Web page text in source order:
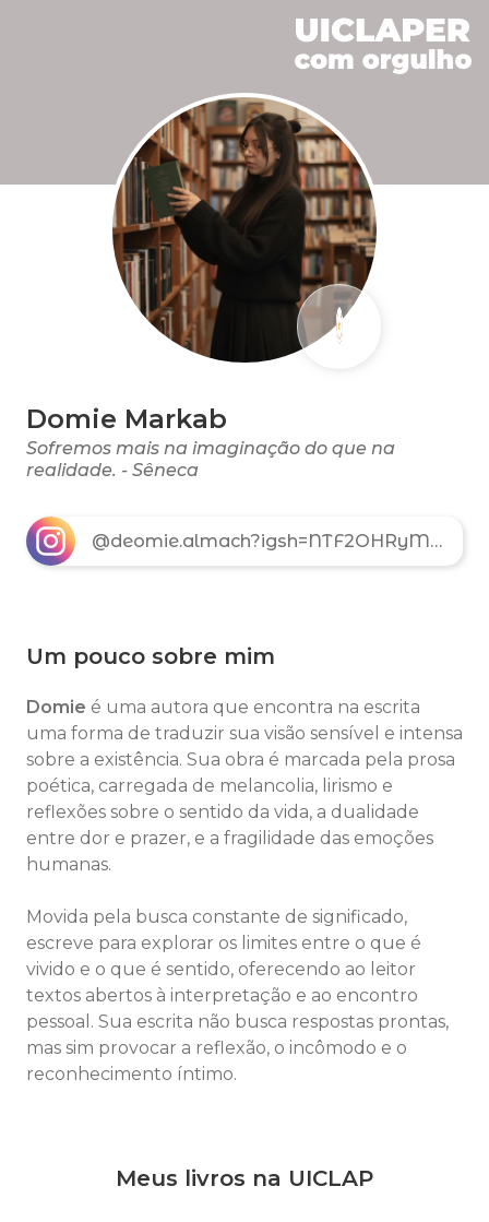
Domie Markab
Sofremos mais na imaginação do que na
realidade. - Sêneca
@deomie.almach?igsh=NTF2OHRyMHFwMmh2
Um pouco sobre mim
Domie é uma autora que encontra na escrita
uma forma de traduzir sua visão sensível e intensa
sobre a existência. Sua obra é marcada pela prosa
poética, carregada de melancolia, lirismo e
reflexões sobre o sentido da vida, a dualidade
entre dor e prazer, e a fragilidade das emoções
humanas.
Movida pela busca constante de significado,
escreve para explorar os limites entre o que é
vivido e o que é sentido, oferecendo ao leitor
textos abertos à interpretação e ao encontro
pessoal. Sua escrita não busca respostas prontas,
mas sim provocar a reflexão, o incômodo e o
reconhecimento íntimo.
Meus livros na UICLAP